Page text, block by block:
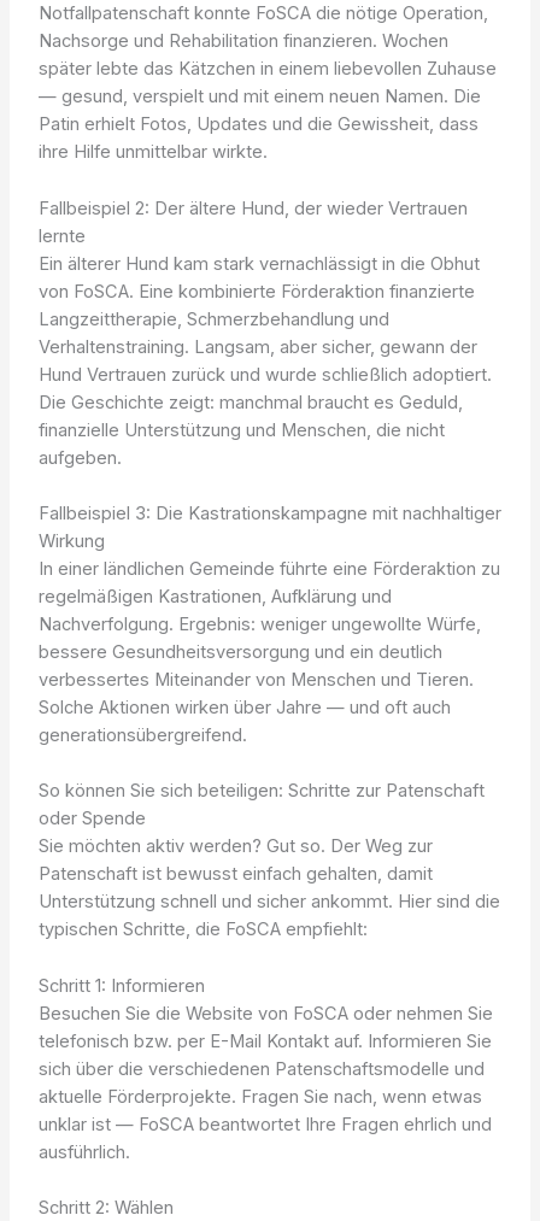
Notfallpatenschaft konnte FoSCA die nötige Operation,
Nachsorge und Rehabilitation finanzieren. Wochen
später lebte das Kätzchen in einem liebevollen Zuhause
— gesund, verspielt und mit einem neuen Namen. Die
Patin erhielt Fotos, Updates und die Gewissheit, dass
ihre Hilfe unmittelbar wirkte.
Fallbeispiel 2: Der ältere Hund, der wieder Vertrauen
lernte
Ein älterer Hund kam stark vernachlässigt in die Obhut
von FoSCA. Eine kombinierte Förderaktion finanzierte
Langzeittherapie, Schmerzbehandlung und
Verhaltenstraining. Langsam, aber sicher, gewann der
Hund Vertrauen zurück und wurde schließlich adoptiert.
Die Geschichte zeigt: manchmal braucht es Geduld,
finanzielle Unterstützung und Menschen, die nicht
aufgeben.
Fallbeispiel 3: Die Kastrationskampagne mit nachhaltiger
Wirkung
In einer ländlichen Gemeinde führte eine Förderaktion zu
regelmäßigen Kastrationen, Aufklärung und
Nachverfolgung. Ergebnis: weniger ungewollte Würfe,
bessere Gesundheitsversorgung und ein deutlich
verbessertes Miteinander von Menschen und Tieren.
Solche Aktionen wirken über Jahre — und oft auch
generationsübergreifend.
So können Sie sich beteiligen: Schritte zur Patenschaft
oder Spende
Sie möchten aktiv werden? Gut so. Der Weg zur
Patenschaft ist bewusst einfach gehalten, damit
Unterstützung schnell und sicher ankommt. Hier sind die
typischen Schritte, die FoSCA empfiehlt:
Schritt 1: Informieren
Besuchen Sie die Website von FoSCA oder nehmen Sie
telefonisch bzw. per E-Mail Kontakt auf. Informieren Sie
sich über die verschiedenen Patenschaftsmodelle und
aktuelle Förderprojekte. Fragen Sie nach, wenn etwas
unklar ist — FoSCA beantwortet Ihre Fragen ehrlich und
ausführlich.
Schritt 2: Wählen